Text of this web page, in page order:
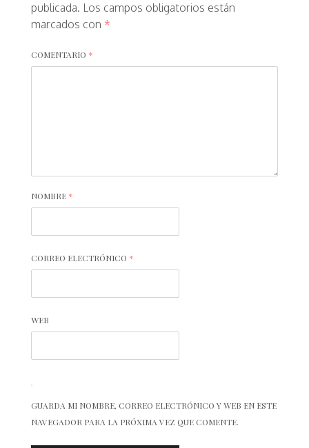
publicada. Los campos obligatorios están
marcados con *
COMENTARIO *
NOMBRE *
CORREO ELECTRÓNICO *
WEB
GUARDA MI NOMBRE, CORREO ELECTRÓNICO Y WEB EN ESTE
NAVEGADOR PARA LA PRÓXIMA VEZ QUE COMENTE.